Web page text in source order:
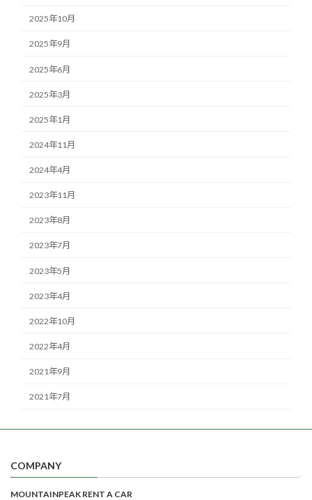
2025年10月
2025年9月
2025年6月
2025年3月
2025年1月
2024年11月
2024年4月
2023年11月
2023年8月
2023年7月
2023年5月
2023年4月
2022年10月
2022年4月
2021年9月
2021年7月
COMPANY
MOUNTAINPEAK RENT A CAR